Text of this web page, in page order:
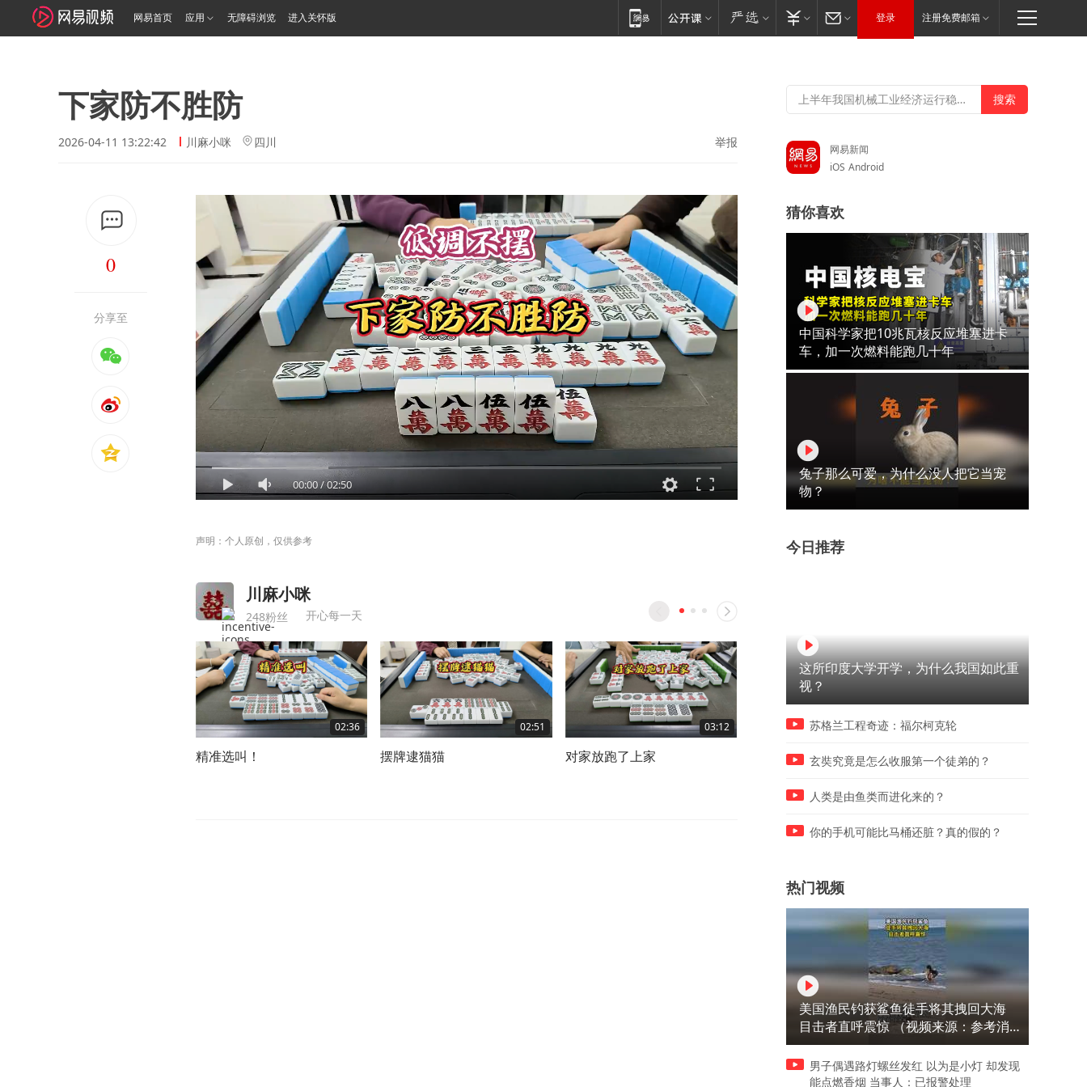
网易首页 应用 无障碍浏览 进入关怀版 登录 注册免费邮箱
下家防不胜防
2026-04-11 13:22:42 川麻小咪 四川 举报
0
分享至
00:00/02:50
声明：个人原创，仅供参考
川麻小咪
248粉丝 开心每一天
02:36
精准选叫！
02:51
摆牌逮猫猫
03:12
对家放跑了上家
03:22
选择正确！ 九分变二十七分
网易新闻
iOS Android
猜你喜欢
中国科学家把10兆瓦核反应堆塞进卡
车，加一次燃料能跑几十年
兔子那么可爱，为什么没人把它当宠
物？
今日推荐
这所印度大学开学，为什么我国如此重
视？
苏格兰工程奇迹：福尔柯克轮
玄奘究竟是怎么收服第一个徒弟的？
人类是由鱼类而进化来的？
你的手机可能比马桶还脏？真的假的？
热门视频
美国渔民钓获鲨鱼徒手将其拽回大海
目击者直呼震惊 （视频来源：参考消
息）
男子偶遇路灯螺丝发红 以为是小灯 却发现
能点燃香烟 当事人：已报警处理